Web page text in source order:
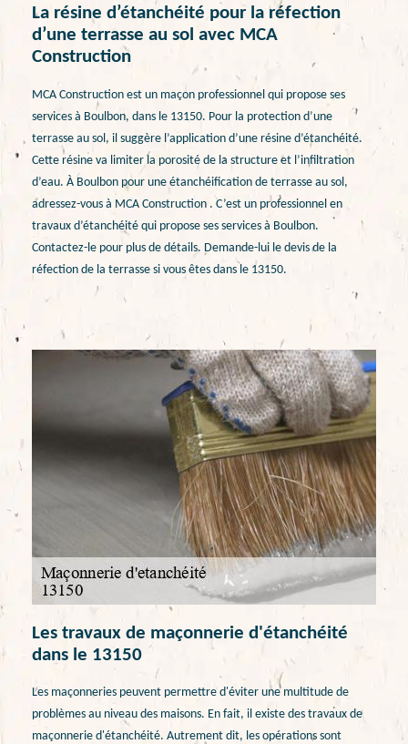
La résine d’étanchéité pour la réfection
d’une terrasse au sol avec MCA
Construction
MCA Construction est un maçon professionnel qui propose ses
services à Boulbon, dans le 13150. Pour la protection d’une
terrasse au sol, il suggère l’application d’une résine d’étanchéité.
Cette résine va limiter la porosité de la structure et l’infiltration
d’eau. À Boulbon pour une étanchéification de terrasse au sol,
adressez-vous à MCA Construction . C’est un professionnel en
travaux d’étanchéité qui propose ses services à Boulbon.
Contactez-le pour plus de détails. Demande-lui le devis de la
réfection de la terrasse si vous êtes dans le 13150.
Les travaux de maçonnerie d'étanchéité
dans le 13150
Les maçonneries peuvent permettre d'éviter une multitude de
problèmes au niveau des maisons. En fait, il existe des travaux de
maçonnerie d'étanchéité. Autrement dit, les opérations sont